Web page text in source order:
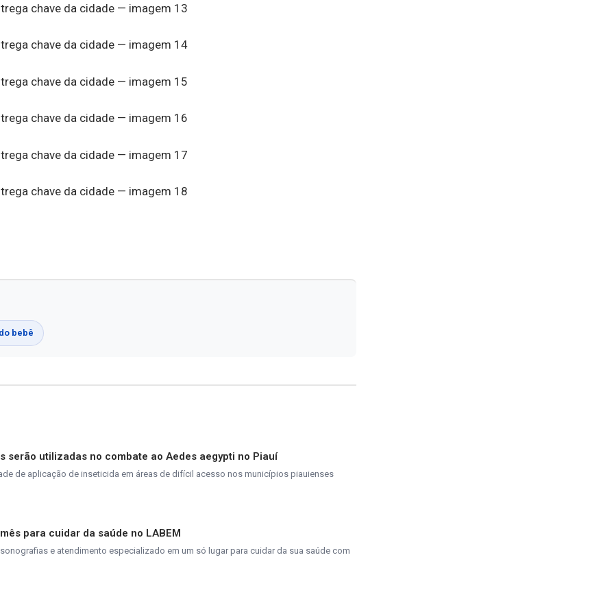
bebê
serão utilizadas no combate ao Aedes aegypti no Piauí
de aplicação de inseticida em áreas de difícil acesso nos municípios piauienses
para cuidar da saúde no LABEM
e atendimento especializado em um só lugar para cuidar da sua saúde com